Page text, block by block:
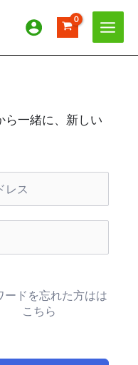
ら一緒に、新しい
ードを忘れた方はは
こちら